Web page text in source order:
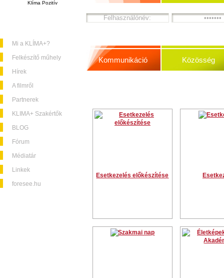
Klíma Pozitív
Mi a KLÍMA+?
Felkészítő műhely
Hírek
A filmről
Partnerek
KLIMA+ Szakértők
BLOG
Fórum
Médiatár
Linkek
foresee.hu
Kommunikáció Közösség
Esetkezelés előkészítése